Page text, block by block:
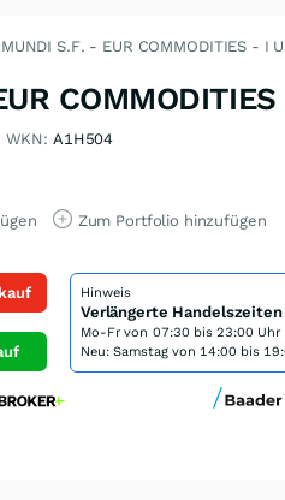
S.F. - EUR COMMODITIES - I
WKN: A1H504
Zum Portfolio hinzufügen
Hinweis
Verlängerte Handelszeiten
Mo-Fr von 07:30 bis 23:00 Uhr
Neu: Samstag von 14:00 bis